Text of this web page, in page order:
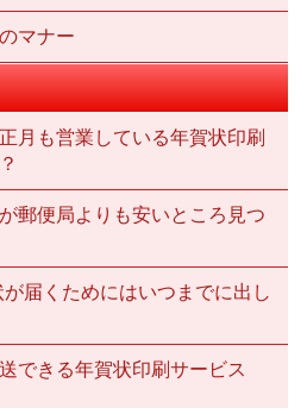
マナー
月も営業している年賀状印刷
郵便局よりも安いところ見つ
届くためにはいつまでに出し
できる年賀状印刷サービス